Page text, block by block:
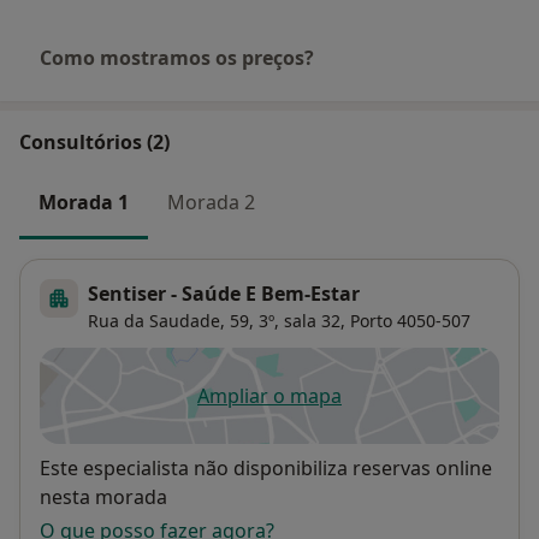
Como mostramos os preços?
Consultórios (2)
Morada 1 Morada 2
Sentiser - Saúde E Bem-Estar
Rua da Saudade, 59, 3º, sala 32, Porto 4050-507
Ampliar o mapaabre num novo separador
Disponibilidade
Este especialista não disponibiliza reservas online
nesta morada
O que posso fazer agora?